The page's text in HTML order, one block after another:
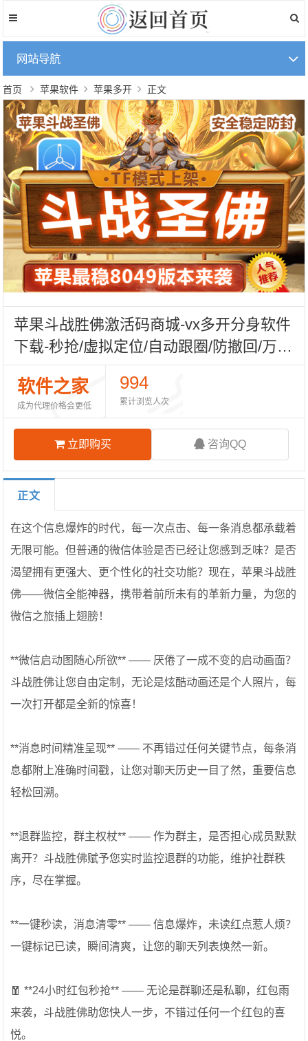
网站导航
首页 苹果软件 苹果多开 正文
苹果斗战胜佛激活码商城-vx多开分身软件
下载-秒抢/虚拟定位/自动跟圈/防撤回/万群
同步-TF模式上架-自助发码平台
软件之家
成为代理价格会更低
994
累计浏览人次
立即购买 咨询QQ
正文
在这个信息爆炸的时代，每一次点击、每一条消息都承载着
无限可能。但普通的微信体验是否已经让您感到乏味？是否
渴望拥有更强大、更个性化的社交功能？现在，苹果斗战胜
佛——微信全能神器，携带着前所未有的革新力量，为您的
微信之旅插上翅膀！
**微信启动图随心所欲** —— 厌倦了一成不变的启动画面？
斗战胜佛让您自由定制，无论是炫酷动画还是个人照片，每
一次打开都是全新的惊喜！
**消息时间精准呈现** —— 不再错过任何关键节点，每条消
息都附上准确时间戳，让您对聊天历史一目了然，重要信息
轻松回溯。
**退群监控，群主权杖** —— 作为群主，是否担心成员默默
离开？斗战胜佛赋予您实时监控退群的功能，维护社群秩
序，尽在掌握。
**一键秒读，消息清零** —— 信息爆炸，未读红点惹人烦？
一键标记已读，瞬间清爽，让您的聊天列表焕然一新。
🧧 **24小时红包秒抢** —— 无论是群聊还是私聊，红包雨
来袭，斗战胜佛助您快人一步，不错过任何一个红包的喜
悦。